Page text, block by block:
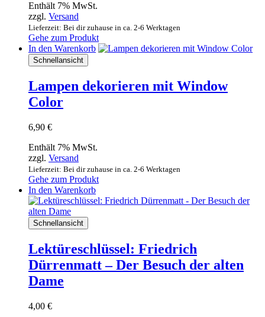
Enthält 7% MwSt.
zzgl. Versand
Lieferzeit: Bei dir zuhause in ca. 2-6 Werktagen
Gehe zum Produkt
In den Warenkorb
Schnellansicht
Lampen dekorieren mit Window
Color
6,90 €
Enthält 7% MwSt.
zzgl. Versand
Lieferzeit: Bei dir zuhause in ca. 2-6 Werktagen
Gehe zum Produkt
In den Warenkorb
Schnellansicht
Lektüreschlüssel: Friedrich
Dürrenmatt – Der Besuch der alten
Dame
4,00 €